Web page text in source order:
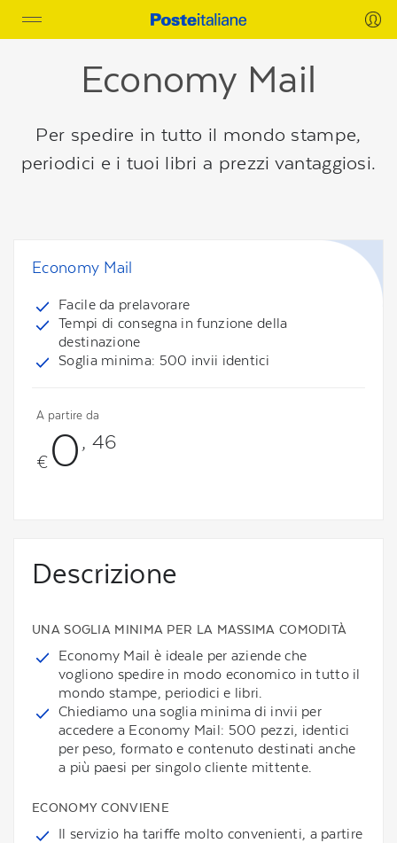
Toggle
navigation
Economy Mail
Per spedire in tutto il mondo stampe,
periodici e i tuoi libri a prezzi vantaggiosi.
Economy Mail
Facile da prelavorare
Tempi di consegna in funzione della
destinazione
Soglia minima: 500 invii identici
A partire da
€ 0, 46
Descrizione
UNA SOGLIA MINIMA PER LA MASSIMA COMODITÀ
Economy Mail è ideale per aziende che
vogliono spedire in modo economico in tutto il
mondo stampe, periodici e libri.
Chiediamo una soglia minima di invii per
accedere a Economy Mail: 500 pezzi, identici
per peso, formato e contenuto destinati anche
a più paesi per singolo cliente mittente.
ECONOMY CONVIENE
Il servizio ha tariffe molto convenienti, a partire